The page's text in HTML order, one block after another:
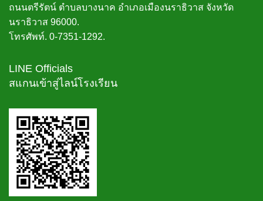
ถนนตรีรัตน์ ตำบลบางนาค อำเภอเมืองนราธิวาส จังหวัด
นราธิวาส 96000.
โทรศัพท์. 0-7351-1292.
LINE Officials
สแกนเข้าสู่ไลน์โรงเรียน